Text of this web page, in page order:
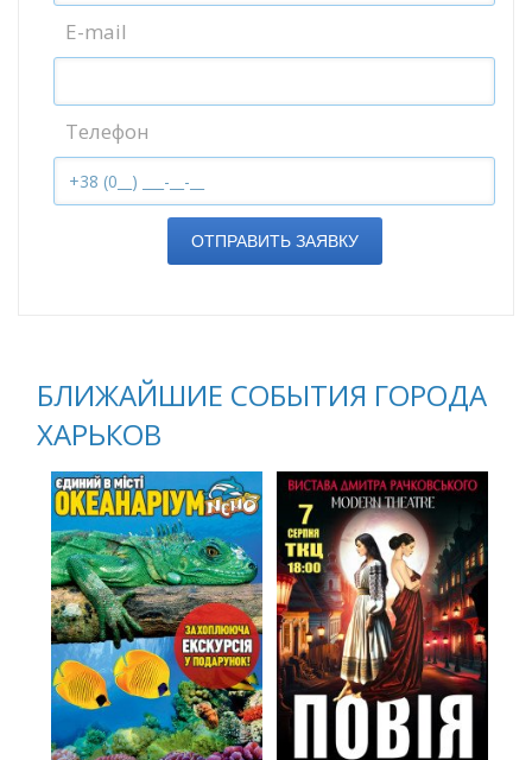
E-mail
Телефон
ОТПРАВИТЬ ЗАЯВКУ
БЛИЖАЙШИЕ СОБЫТИЯ ГОРОДА
ХАРЬКОВ